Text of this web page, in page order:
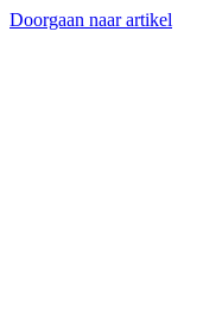
Doorgaan naar artikel